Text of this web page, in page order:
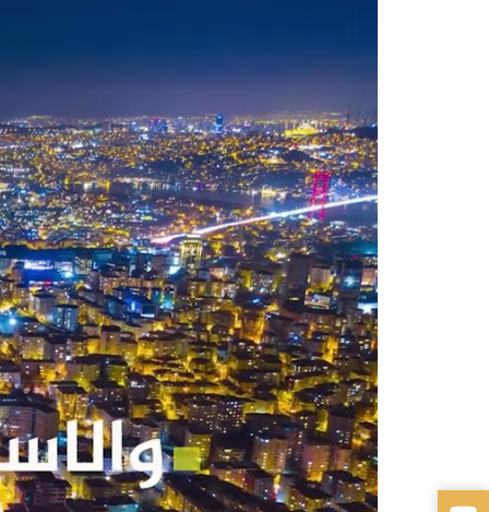
وازدهاراً عمرانياً وتجذب إليها
التركية للمنطقة والواضح من خلال
قناة مائية في اسطنبول.
مجمع D-267 في اسطنبول:
موعد التسليم
12/2023